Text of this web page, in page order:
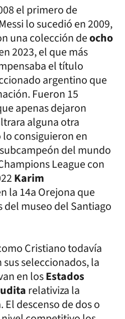
el primero de
Messi lo sucedió en 2009,
una colección deocho
2023, el que más
el título
argentino que
Fueron 15
apenas dejaron
alguna otra
consiguieron en
subcampeón del mundo
League con
Karim
la 14a Orejona que
del museo del Santiago
Cristiano todavía
seleccionados, la
en losEstados
relativiza la
descenso de dos o